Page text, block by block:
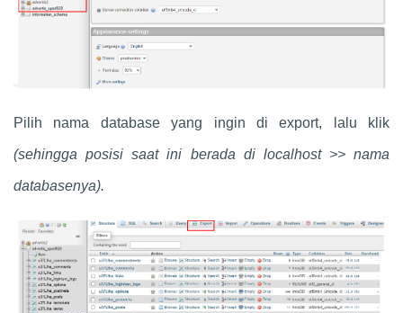
Pilih nama database yang ingin di export, lalu klik
(sehingga posisi saat ini berada di localhost >> nama
databasenya).